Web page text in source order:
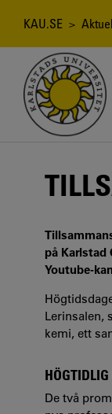
Länkstig
KAU.SE >
på Karlstad
Youtube-
Lerinsalen,
kemi, ett
De två